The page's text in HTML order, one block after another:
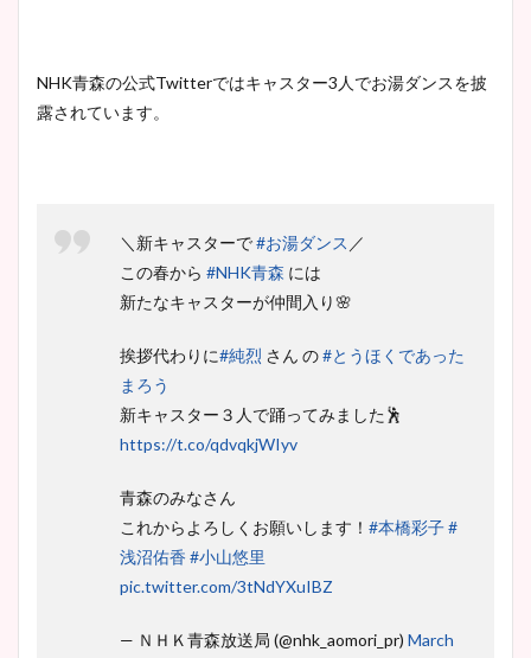
NHK青森の公式Twitterではキャスター3人でお湯ダンスを披
露されています。
＼新キャスターで#お湯ダンス ／
この春から #NHK青森 には
新たなキャスターが仲間入り🌸
挨拶代わりに#純烈 さん の#とうほくであった
まろう
新キャスター３人で踊ってみました🕺
https://t.co/qdvqkjWIyv
青森のみなさん
これからよろしくお願いします！ #本橋彩子#
浅沼佑香 #小山悠里
pic.twitter.com/3tNdYXuIBZ
— ＮＨＫ青森放送局 (@nhk_aomori_pr) March